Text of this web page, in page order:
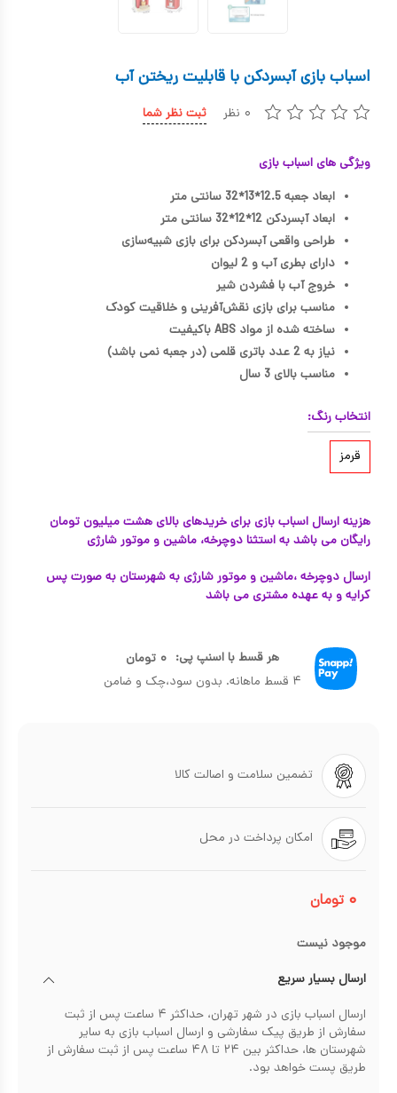
اسباب بازی آبسردکن با قابلیت ریختن آب
۰ نظر ثبت نظر شما
ویژگی های اسباب بازی
ابعاد جعبه 12.5*13*32 سانتی متر
ابعاد آبسردکن 12*12*32 سانتی متر
طراحی واقعی آبسردکن برای بازی شبیه‌سازی
دارای بطری آب و 2 لیوان
خروج آب با فشردن شیر
مناسب برای بازی نقش‌آفرینی و خلاقیت کودک
ساخته شده از مواد ABS باکیفیت
نیاز به 2 عدد باتری قلمی (در جعبه نمی باشد)
مناسب بالای 3 سال
انتخاب رنگ:
قرمز
هزینه ارسال اسباب بازی برای خریدهای بالای هشت میلیون تومان
رایگان می باشد به استثنا دوچرخه، ماشین و موتور شارژی
ارسال دوچرخه ،ماشین و موتور شارژی به شهرستان به صورت پس
کرایه و به عهده مشتری می باشد
هر قسط با اسنپ پی: ۰ تومان
۴ قسط ماهانه. بدون سود،چک و ضامن
تضمین سلامت و اصالت کالا
امکان پرداخت در محل
۰ تومان
موجود نیست
ارسال بسیار سریع
ارسال اسباب بازی در شهر تهران، حداکثر ۴ ساعت پس از ثبت
سفارش از طریق پیک سفارشی و ارسال اسباب بازی به سایر
شهرستان ها، حداکثر بین ۲۴ تا ۴۸ ساعت پس از ثبت سفارش از
طریق پست خواهد بود.